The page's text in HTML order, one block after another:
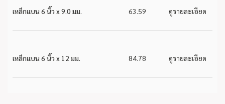
เหล็กแบน 6 นิ้ว x 9.0 มม. 63.59 ดูรายละเอียด
เหล็กแบน 6 นิ้ว x 12 มม. 84.78 ดูรายละเอียด